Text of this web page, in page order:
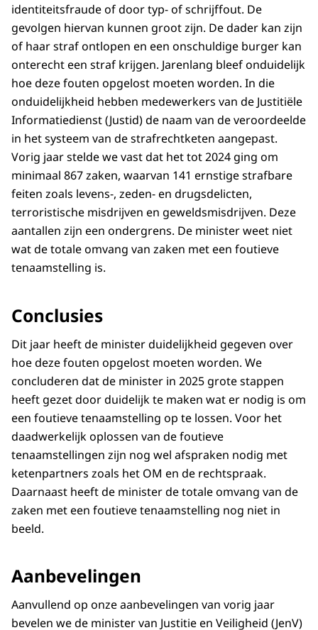
identiteitsfraude of door typ- of schrijffout. De
gevolgen hiervan kunnen groot zijn. De dader kan zijn
of haar straf ontlopen en een onschuldige burger kan
onterecht een straf krijgen. Jarenlang bleef onduidelijk
hoe deze fouten opgelost moeten worden. In die
onduidelijkheid hebben medewerkers van de Justitiële
Informatiedienst (Justid) de naam van de veroordeelde
in het systeem van de strafrechtketen aangepast.
Vorig jaar stelde we vast dat het tot 2024 ging om
minimaal 867 zaken, waarvan 141 ernstige strafbare
feiten zoals levens-, zeden- en drugsdelicten,
terroristische misdrijven en geweldsmisdrijven. Deze
aantallen zijn een ondergrens. De minister weet niet
wat de totale omvang van zaken met een foutieve
tenaamstelling is.
Conclusies
Dit jaar heeft de minister duidelijkheid gegeven over
hoe deze fouten opgelost moeten worden. We
concluderen dat de minister in 2025 grote stappen
heeft gezet door duidelijk te maken wat er nodig is om
een foutieve tenaamstelling op te lossen. Voor het
daadwerkelijk oplossen van de foutieve
tenaamstellingen zijn nog wel afspraken nodig met
ketenpartners zoals het OM en de rechtspraak.
Daarnaast heeft de minister de totale omvang van de
zaken met een foutieve tenaamstelling nog niet in
beeld.
Aanbevelingen
Aanvullend op onze aanbevelingen van vorig jaar
bevelen we de minister van Justitie en Veiligheid (JenV)